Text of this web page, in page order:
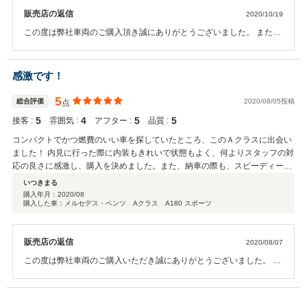
販売店の返信 2020/10/19
この度は弊社車両のご購入頂き誠にありがとうございました。 また、
した事もあり、最後まできっちりとご納車させて頂くことが できまし
た。 今後もお客様に喜んでいただける接客を心がけて参りますので 今
後とも何卒よろしくお願い致します。 お車でお困りの際はお気軽にご
連絡ください。 この度は誠にありがとうございました。
感激です！
総合評価 5点 2020/08/05投稿
接客 : 5 雰囲気 : 4 アフター : 5 品質 : 5
コンパクトでかつ燃費のいい車を探していたところ、このＡクラスに出会い
ました！ 内見に行った際に内装もきれいで状態もよく、何よりスタッフの対
応の良さに感激し、購入を決めました。また、納車の際も、スピーディーに
対応して頂き、大変助かりました！今後とも、よろしくお願いします！！
いつきまる
購入年月： 2020/08
購入した車：メルセデス・ベンツ Aクラス A180 スポーツ
販売店の返信 2020/08/07
この度は弊社車両のご購入いただき誠にありがとうございました。 お
力頂き私どももスピーディーにご対応させていただく事ができまし